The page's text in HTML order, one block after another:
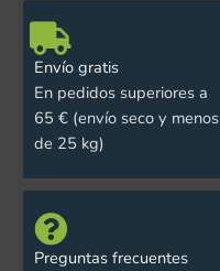
Envío gratis
En pedidos superiores a
65 € (envío seco y menos
de 25 kg)
Preguntas frecuentes